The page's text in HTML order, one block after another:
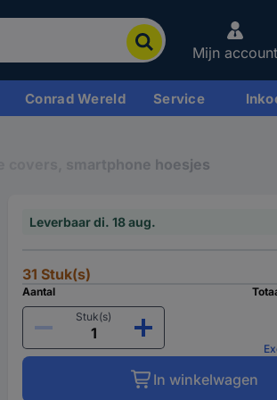
Mijn account
Conrad Wereld Service
covers, smartphone hoesjes
Leverbaar di. 18 aug.
31 Stuk(s)
Aantal
Stuk(s)
In winkelwagen